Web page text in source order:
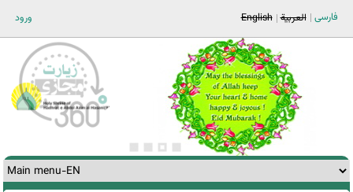
ورود فارسی العربية English